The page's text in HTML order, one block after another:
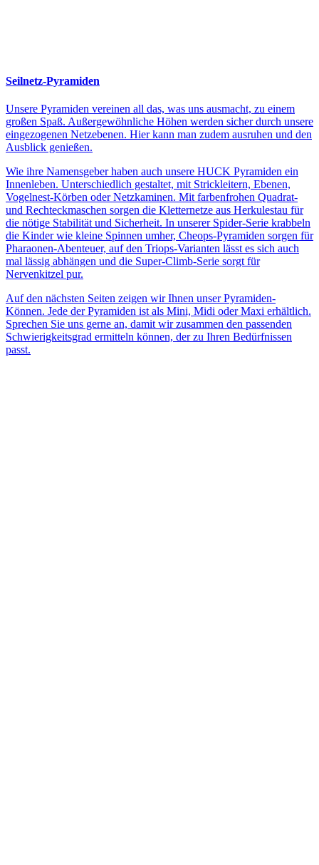
Seilnetz-Pyramiden
Unsere Pyramiden vereinen all das, was uns ausmacht, zu einem
großen Spaß. Außergewöhnliche Höhen werden sicher durch unsere
eingezogenen Netzebenen. Hier kann man zudem ausruhen und den
Ausblick genießen.
Wie ihre Namensgeber haben auch unsere HUCK Pyramiden ein
Innenleben. Unterschiedlich gestaltet, mit Strickleitern, Ebenen,
Vogelnest-Körben oder Netzkaminen. Mit farbenfrohen Quadrat-
und Rechteckmaschen sorgen die Kletternetze aus Herkulestau für
die nötige Stabilität und Sicherheit. In unserer Spider-Serie krabbeln
die Kinder wie kleine Spinnen umher, Cheops-Pyramiden sorgen für
Pharaonen-Abenteuer, auf den Triops-Varianten lässt es sich auch
mal lässig abhängen und die Super-Climb-Serie sorgt für
Nervenkitzel pur.
Auf den nächsten Seiten zeigen wir Ihnen unser Pyramiden-
Können. Jede der Pyramiden ist als Mini, Midi oder Maxi erhältlich.
Sprechen Sie uns gerne an, damit wir zusammen den passenden
Schwierigkeitsgrad ermitteln können, der zu Ihren Bedürfnissen
passt.